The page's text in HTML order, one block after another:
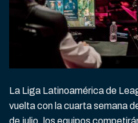
La Liga Latinoamérica de
vuelta con la cuarta semana
de julio, los equipos